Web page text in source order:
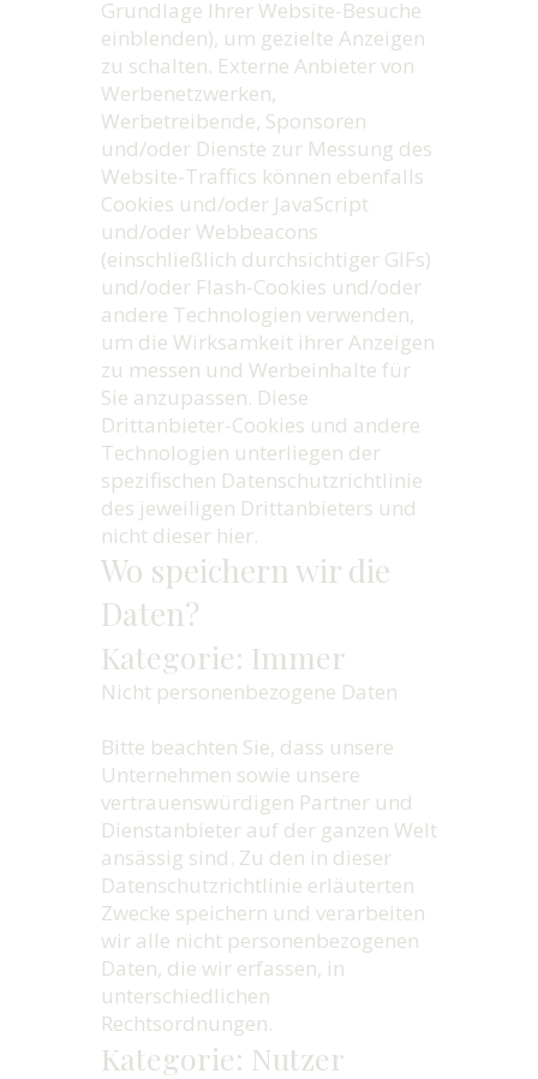
Grundlage Ihrer Website-Besuche
einblenden), um gezielte Anzeigen
zu schalten. Externe Anbieter von
Werbenetzwerken,
Werbetreibende, Sponsoren
und/oder Dienste zur Messung des
Website-Traffics können ebenfalls
Cookies und/oder JavaScript
und/oder Webbeacons
(einschließlich durchsichtiger GIFs)
und/oder Flash-Cookies und/oder
andere Technologien verwenden,
um die Wirksamkeit ihrer Anzeigen
zu messen und Werbeinhalte für
Sie anzupassen. Diese
Drittanbieter-Cookies und andere
Technologien unterliegen der
spezifischen Datenschutzrichtlinie
des jeweiligen Drittanbieters und
nicht dieser hier.
Wo speichern wir die
Daten?
Kategorie: Immer
Nicht personenbezogene Daten
Bitte beachten Sie, dass unsere
Unternehmen sowie unsere
vertrauenswürdigen Partner und
Dienstanbieter auf der ganzen Welt
ansässig sind. Zu den in dieser
Datenschutzrichtlinie erläuterten
Zwecke speichern und verarbeiten
wir alle nicht personenbezogenen
Daten, die wir erfassen, in
unterschiedlichen
Rechtsordnungen.
Kategorie: Nutzer